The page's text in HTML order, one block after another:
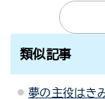
類似記事
夢の主役はき